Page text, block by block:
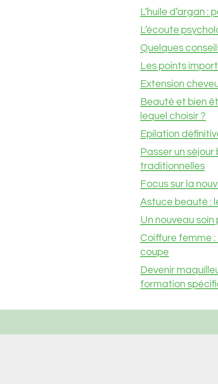
L’huile d’argan :
L’écoute
Quelques
Les points
Extension
Beauté et bien
lequel choisir ?
Epilation
Passer un
traditionnelles
Focus sur la
Astuce beauté :
Un nouveau
Coiffure femme :
coupe
Devenir
formation